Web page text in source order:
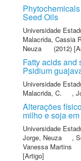
Seed Oils
Universidade
Malacrida, Cassia
Neuza
(2012)
Fatty acids and
Psidium
Universidade
Malacrida, C.
,
Alterações
milho e soja
Universidade
Jorge, Neuza
,
Vanessa Martins
[Artigo]